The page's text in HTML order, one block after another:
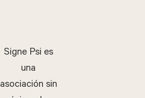
Signe Psi es
una
asociación sin